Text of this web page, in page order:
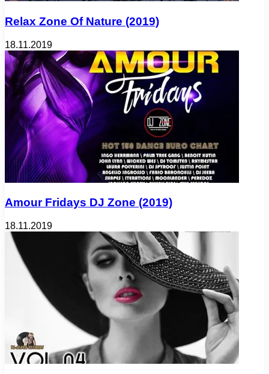
Relax Zone Of Nature (2019)
18.11.2019
Amour Fridays DJ Zone (2019)
18.11.2019